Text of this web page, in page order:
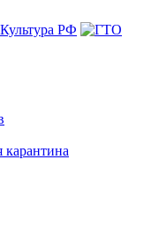
карантина